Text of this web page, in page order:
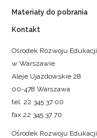
Materiały do pobrania
Kontakt
Ośrodek Rozwoju Edukacji
w Warszawie
Aleje Ujazdowskie 28
00-478 Warszawa
tel. 22 345 37 00
fax 22 345 37 70
Ośrodek Rozwoju Edukacji